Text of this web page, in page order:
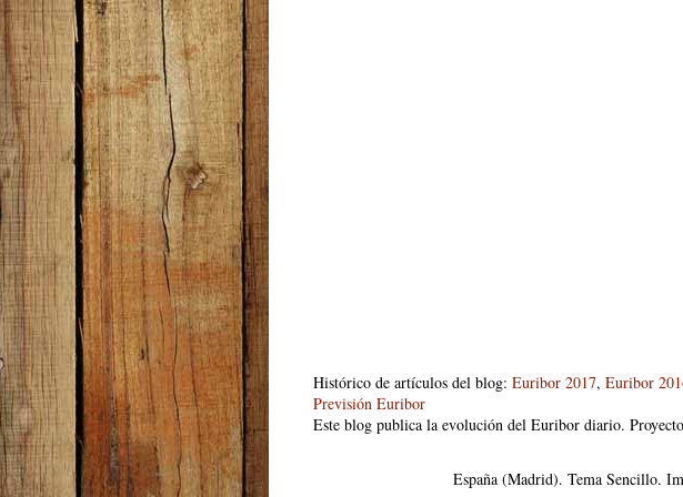
Histórico de artículos del blog: Euribor 2017, Euribor
Previsión Euribor
Este blog publica la evolución del Euribor diario.
España (Madrid). Tema Sencillo.